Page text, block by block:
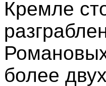
Кремле
более